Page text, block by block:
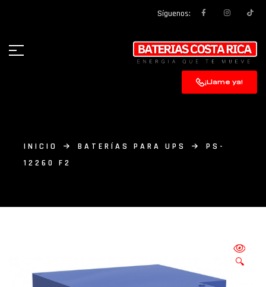
Síguenos:
¡Llame ya!
INICIO BATERÍAS PARA UPS
PS-
12260 F2
🔍